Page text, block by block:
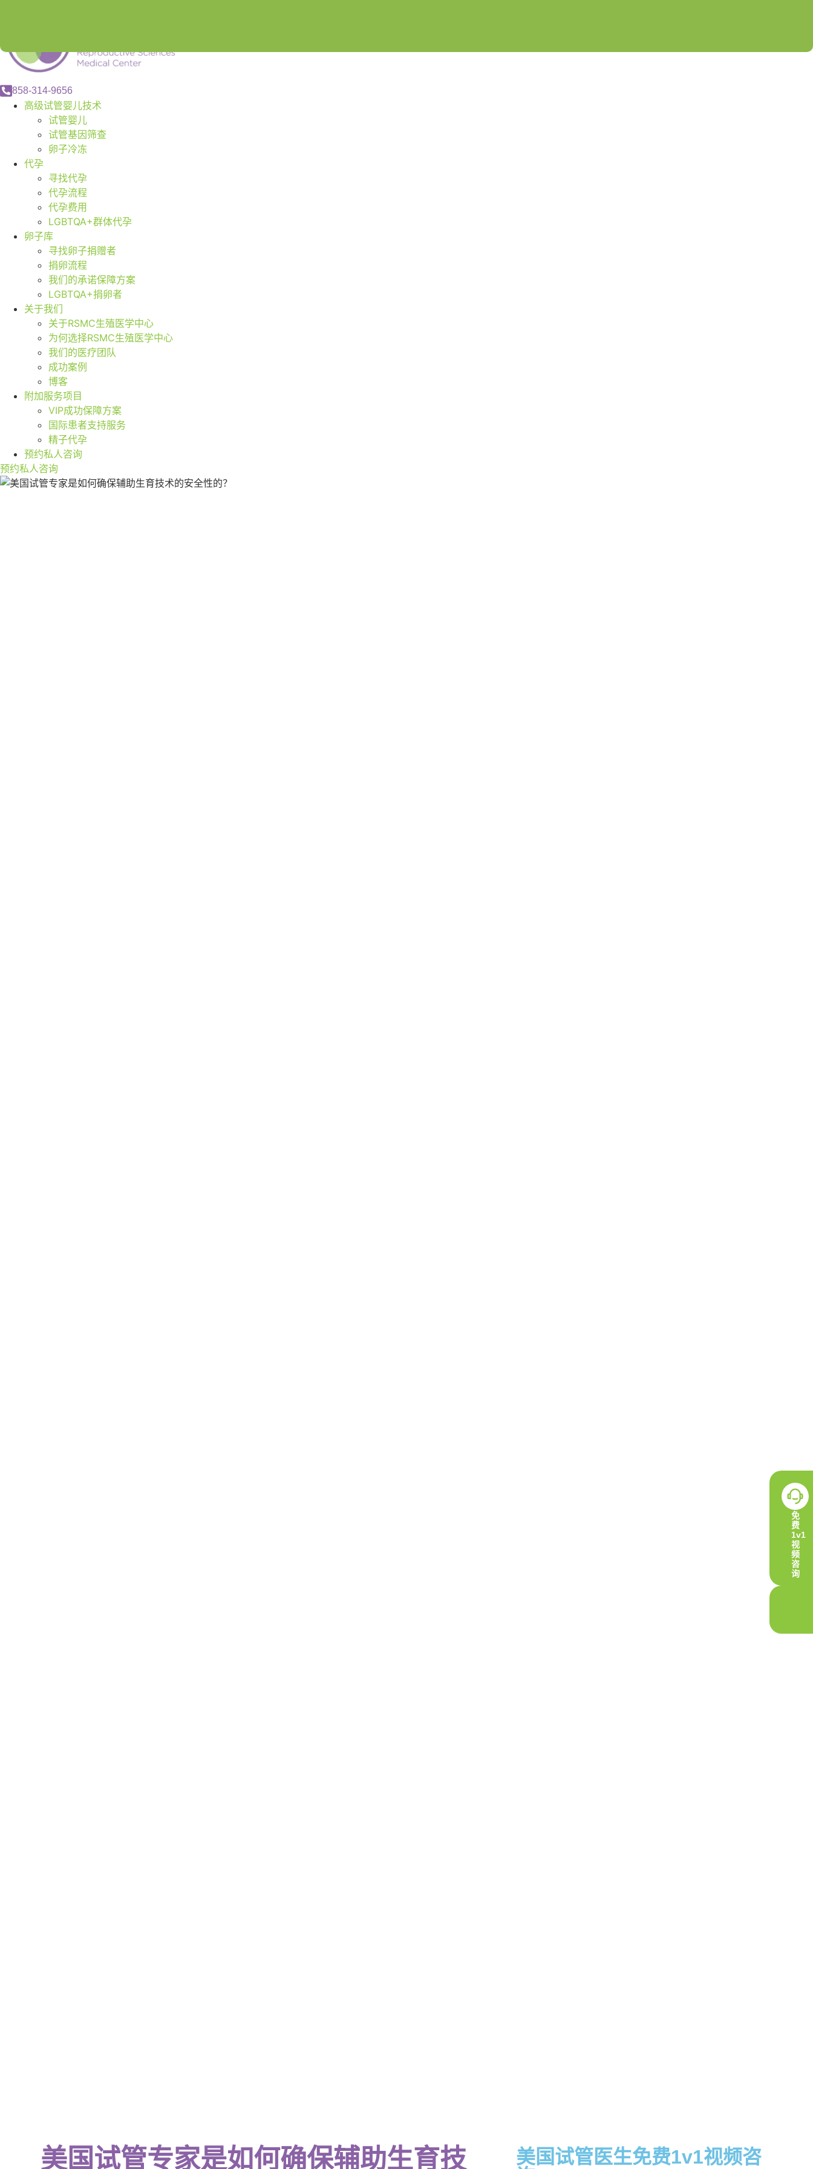
858-314-9656
高级试管婴儿技术
试管婴儿
试管基因筛查
卵子冷冻
代孕
寻找代孕
代孕流程
代孕费用
LGBTQA+群体代孕
卵子库
寻找卵子捐赠者
捐卵流程
我们的承诺保障方案
LGBTQA+捐卵者
关于我们
关于RSMC生殖医学中心
为何选择RSMC生殖医学中心
我们的医疗团队
成功案例
博客
附加服务项目
VIP成功保障方案
国际患者支持服务
精子代孕
预约私人咨询
预约私人咨询
美国试管专家是如何确保辅助生育技
美国试管医生免费1v1视频咨
免
费
1v1
视
频
咨
询